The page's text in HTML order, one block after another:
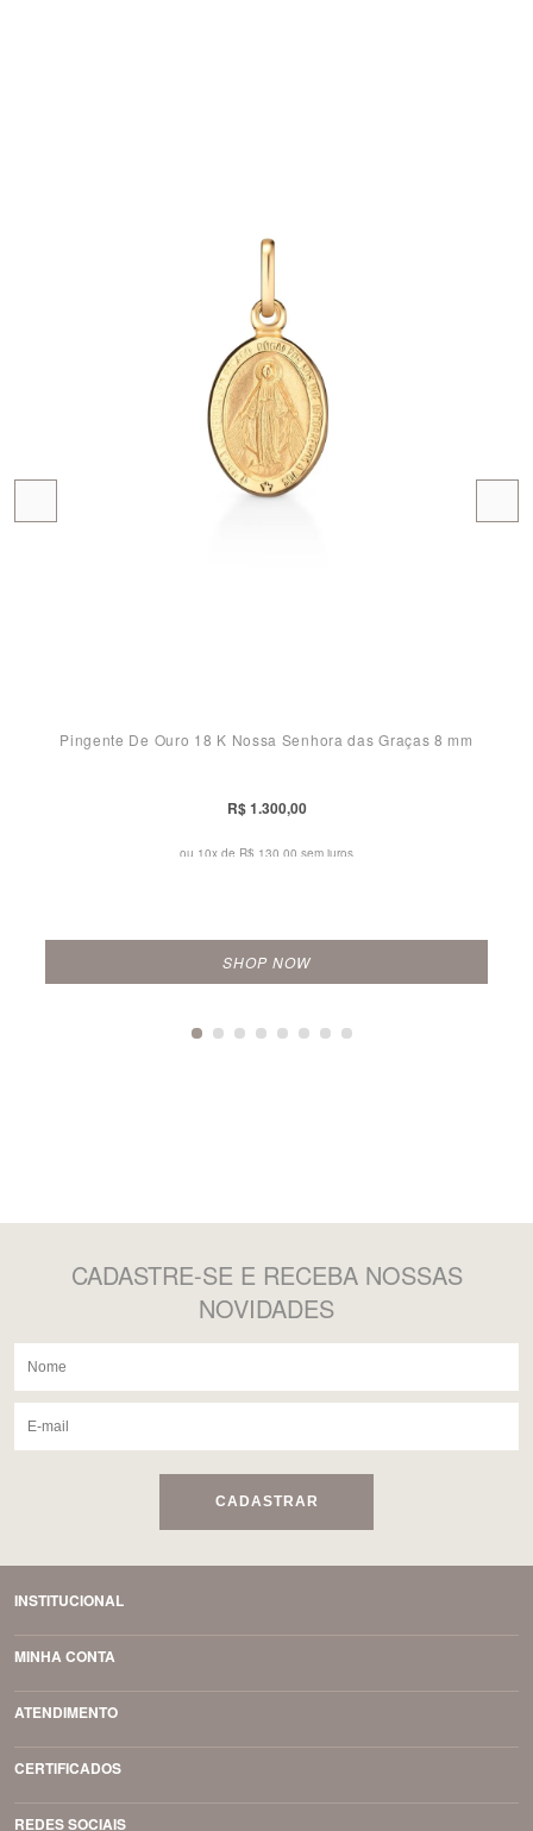
Pingente De Ouro 18 K Nossa Senhora das Graças 8 mm
R$ 1.300,00
ou 10x de R$ 130,00 sem juros
SHOP NOW
CADASTRE-SE E RECEBA NOSSAS
NOVIDADES
CADASTRAR
INSTITUCIONAL
MINHA CONTA
ATENDIMENTO
CERTIFICADOS
REDES SOCIAIS